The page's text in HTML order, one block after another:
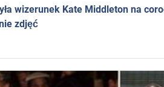
wizerunek Kate Middleton na
zdjęć